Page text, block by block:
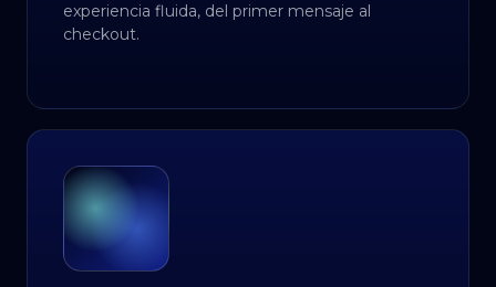
experiencia fluida, del primer mensaje al
checkout.